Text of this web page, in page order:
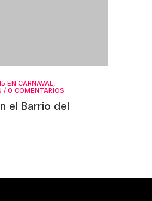
EN CARNAVAL,
/ 0 COMENTARIOS
el Barrio del